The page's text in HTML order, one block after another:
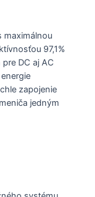
maximálnou
97,1%
DC aj AC
zapojenie
jedným